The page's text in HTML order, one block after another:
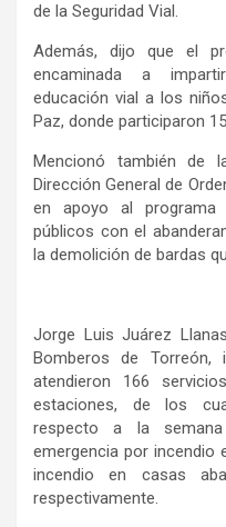
de la Seguridad Vial.
Además, dijo que el
encaminada a
educación vial a los
Paz, donde participaron
Mencionó también de
Dirección General de
en apoyo al programa
públicos con el
la demolición de bardas
Jorge Luis Juárez
Bomberos de Torreón,
atendieron 166
estaciones, de los
respecto a la
emergencia por incendio
incendio en casas
respectivamente.